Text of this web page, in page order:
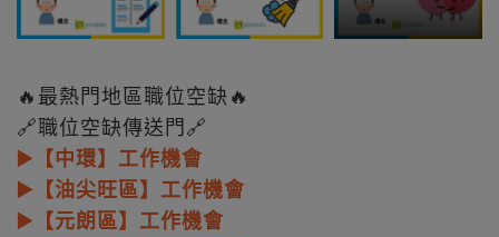
🔥最熱門地區職位空缺🔥
🔗職位空缺傳送門🔗
▶️【中環】工作機會
▶️【油尖旺區】工作機會
▶️【元朗區】工作機會